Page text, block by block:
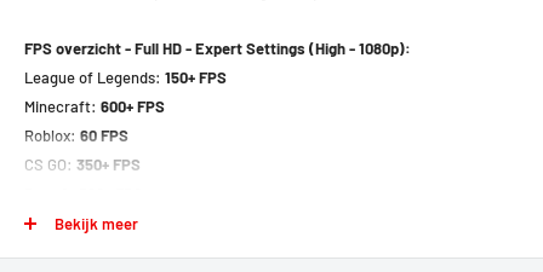
FPS overzicht - Full HD - Expert Settings (High - 1080p):
League of Legends: 150+ FPS
Minecraft: 600+ FPS
Roblox: 60 FPS
CS GO: 350+ FPS
Valorant:300+ FPS
Bekijk meer